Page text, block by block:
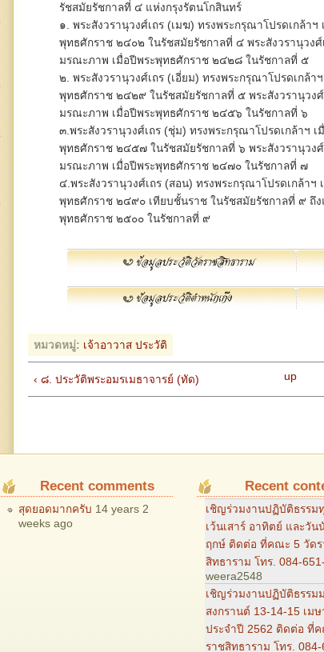
รัชสมัยรัชกาลที่ ๔ แห่งกรุงรัตนโกสินทร์
๑. พระสังวรานุวงศ์เถร (เมฆ) ทรงพระกรุณาโปรดเกล้าฯ
พุทธศักราช ๒๔๐๒ ในรัชสมัยรัชกาลที่ ๔ พระสังวรานุวงศ์
มรณะภาพ เมื่อปีพระพุทธศักราช ๒๔๒๘ ในรัชกาลที่ ๕
๒. พระสังวรานุวงศ์เถร (เอี่ยม) ทรงพระกรุณาโปรดเกล้า
พุทธศักราช ๒๔๒๙ ในรัชสมัยรัชกาลที่ ๕ พระสังวรานุวงศ์
มรณะภาพ เมื่อปีพระพุทธศักราช ๒๔๕๖ ในรัชกาลที่ ๖
๓.พระสังวรานุวงศ์เถร (ชุ่ม) ทรงพระกรุณาโปรดเกล้าฯ เ
พุทธศักราช ๒๔๕๗ ในรัชสมัยรัชกาลที่ ๖ พระสังวรานุวง
มรณะภาพ เมื่อปีพระพุทธศักราช ๒๔๗๐ ในรัชกาลที่ ๗
๔.พระสังวรานุวงศ์เถร (สอน) ทรงพระกรุณาโปรดเกล้าฯ
พุทธศักราช ๒๔๙๐ เทียบชั้นราช ในรัชสมัยรัชกาลที่ ๙ ถึ
พุทธศักราช ๒๕๐๐ ในรัชกาลที่ ๙
หมวดหมู่: เจ้าอาวาส ประวัติ
‹ ๘. ประวัติพระอมรเมธาจารย์ (ทัด) up
Recent comments
สุดยอดมากครับ 14 years 2
weeks ago
Recent
เชิญร่วมงานปฏิบัติธรรม
เว้นเสาร์ อาทิตย์ และวัน
ฤกษ์ ติดต่อ ที่คณะ 5 วัด
สิทธาราม โทร. 084-
weera2548
เชิญร่วมงานปฏิบัติธรรม
สงกรานต์ 13-14-15 เม
ประจำปี 2562 ติดต่อ ที่
ราชสิทธาราม โทร. 084-